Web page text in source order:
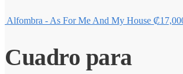
Alfombra - As For Me And My House ₡
Cuadro para